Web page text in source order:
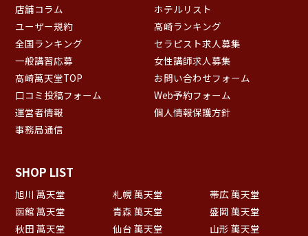
店舗コラム
ホテルリスト
ユーザー規約
高崎ランキング
全国ランキング
セラピスト求人募集
一般講習応募
女性講師求人募集
高崎萬天堂TOP
お問い合わせフォーム
口コミ投稿フォーム
Web予約フォーム
運営者情報
個人情報保護方針
事務局通信
SHOP LIST
旭川 萬天堂 札幌 萬天堂
帯広 萬天堂
函館 萬天堂
青森 萬天堂
盛岡 萬天堂
秋田 萬天堂
仙台 萬天堂
山形 萬天堂